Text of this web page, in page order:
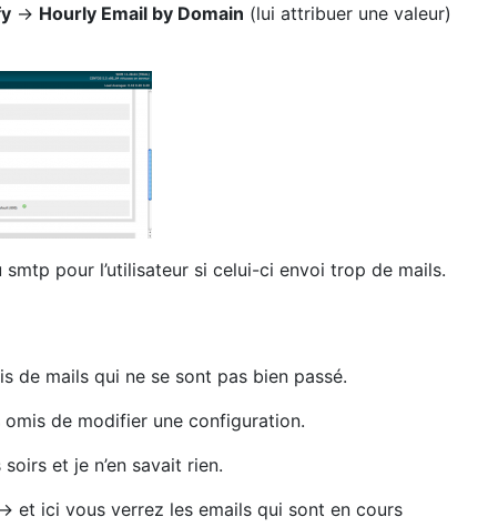
-> Hourly Email by Domain (lui attribuer une valeur)
pour l’utilisateur si celui-ci envoi trop de mails.
de mails qui ne se sont pas bien passé.
omis de modifier une configuration.
et je n’en savait rien.
-> et ici vous verrez les emails qui sont en cours